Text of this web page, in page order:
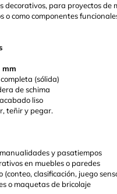
decorativos, para proyectos de
o como componentes
mm
(sólida)
de schima
liso
teñir y pegar.
y pasatiempos
en muebles o paredes
(conteo, clasificación, juego
o maquetas de bricolaje